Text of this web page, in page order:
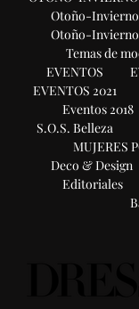
Otoño-Invierno
Otoño-Invierno
Temas de
EVENTOS
EVENTOS 2021
Eventos 2018
S.O.S. Belleza
MUJERES
Deco & Design
Editoriales